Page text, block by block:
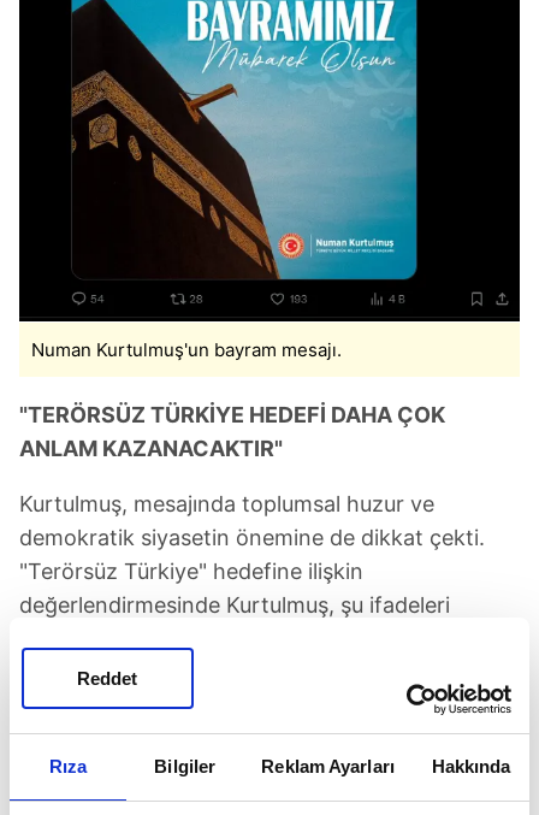
Rıza Bilgiler Reklam Ayarları Hakkında
Reddet
Numan Kurtulmuş'un bayram mesajı.
"TERÖRSÜZ TÜRKİYE HEDEFİ DAHA ÇOK
ANLAM KAZANACAKTIR"
Kurtulmuş, mesajında toplumsal huzur ve
demokratik siyasetin önemine de dikkat çekti.
"Terörsüz Türkiye" hedefine ilişkin
değerlendirmesinde Kurtulmuş, şu ifadeleri
"Önümüzdeki dönemde Terörsüz Türkiye hedefi
milli dayanışma azmiyle, hukukun üstünlüğüyle,
demokratik siyaset kanallarının genişlemesiyle
ve toplumsal huzurun kalıcı hale gelmesiyle